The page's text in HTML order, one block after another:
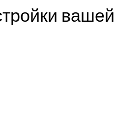
вашей